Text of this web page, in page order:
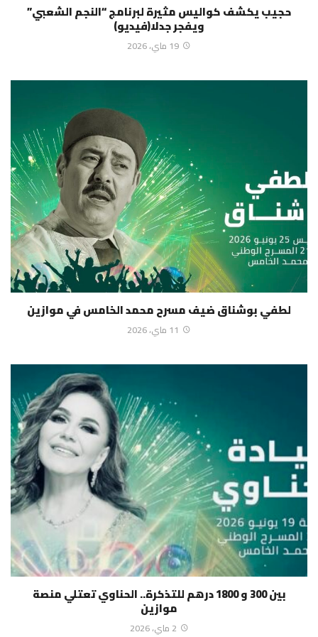
حجيب يكشف كواليس مثيرة لبرنامج “النجم الشعبي”
ويفجر جدلا(فيديو)
19 ماي، 2026
لطفي بوشناق ضيف مسرح محمد الخامس في موازين
11 ماي، 2026
بين 300 و 1800 درهم للتذكرة.. الحناوي تعتلي منصة
موازين
2 ماي، 2026